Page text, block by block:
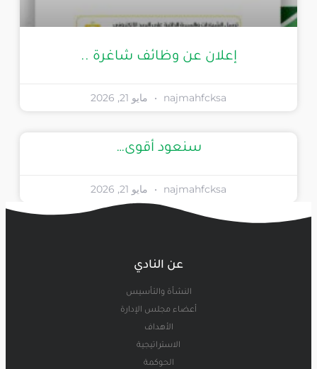
إعلان عن وظائف شاغرة ..
najmahfcksa مايو 21, 2026
سنعود أقوى…
najmahfcksa مايو 21, 2026
عن النادي
النشأة والتأسيس
أعضاء مجلس الإدارة
الأهداف
الاستراتيجية
الحوكمة